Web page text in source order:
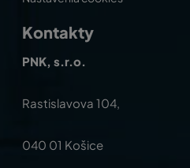
Kontakty
PNK, s.r.o.
Rastislavova 104,
040 01 Košice